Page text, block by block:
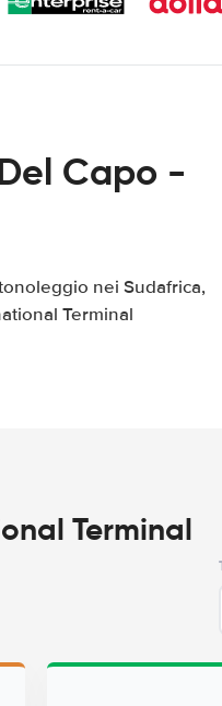
Capo -
nei Sudafrica,
Terminal
Terminal